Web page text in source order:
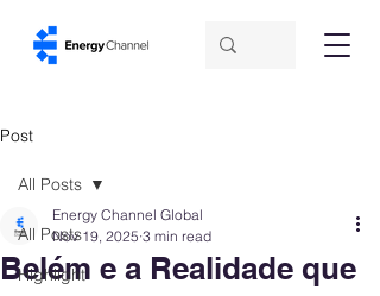
Post
All Posts
Highlight
All Posts
Belém e a Realidade que
Energy Channel Global
Nov 19, 2025 3 min read